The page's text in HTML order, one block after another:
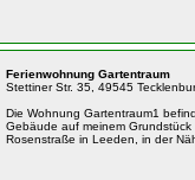
Ferienwohnung Gartentraum
Stettiner Str. 35, 49545
Die Wohnung Gartentraum1
Gebäude auf meinem
Rosenstraße in Leeden, in der